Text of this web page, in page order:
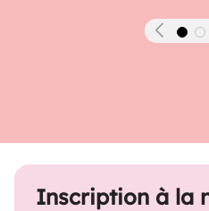
Inscription à la